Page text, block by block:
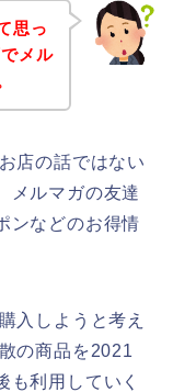
思っ
メル
店の話ではない
メルマガの友達
ンなどのお得情
入しようと考え
の商品を2021
利用していく